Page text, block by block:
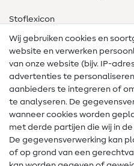
Stoflexicon
Naailexicon
Gratis Naaipatronen
Hulp & contact
Contact
Wijziging van eigenaar
FAQ
Wij gebruiken cookies en
website en verwerken
van onze website (bijv. IP-
advertenties te
aanbieders te integreren of
te analyseren. De
wanneer cookies worden
met derde partijen die wij in
De gegevensverwerking kan
of op grond van een